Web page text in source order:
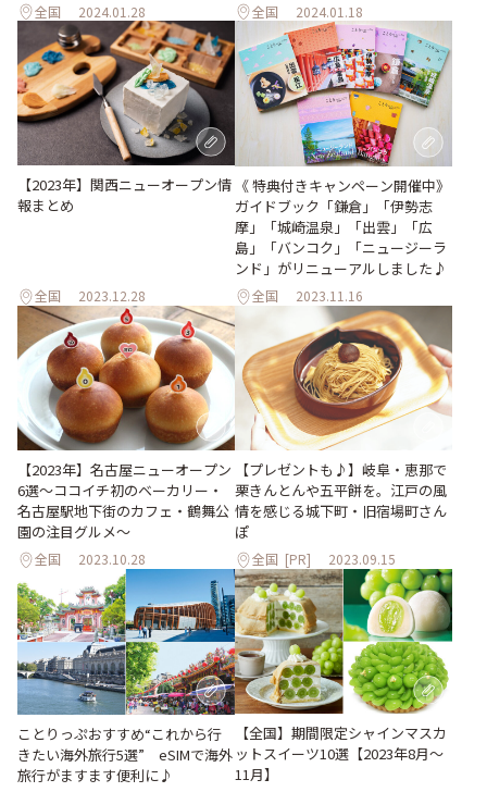
全国 2024.01.28 全国 2024.01.18
【2023年】関西ニューオープン情
報まとめ
全国 2023.12.28
《 特典付きキャンペーン開催中》
ガイドブック「鎌倉」「伊勢志
摩」「城崎温泉」「出雲」「広
島」「バンコク」「ニュージーラ
ンド」がリニューアルしました♪
全国 2023.11.16
【2023年】名古屋ニューオープン
6選～ココイチ初のベーカリー・
名古屋駅地下街のカフェ・鶴舞公
園の注目グルメ～
全国 2023.10.28
【プレゼントも♪】岐阜・恵那で
栗きんとんや五平餅を。江戸の風
情を感じる城下町・旧宿場町さん
ぽ
全国 [PR] 2023.09.15
ことりっぷおすすめ“これから行
きたい海外旅行5選” eSIMで海外
旅行がますます便利に♪
【全国】期間限定シャインマスカ
ットスイーツ10選【2023年8月～
11月】